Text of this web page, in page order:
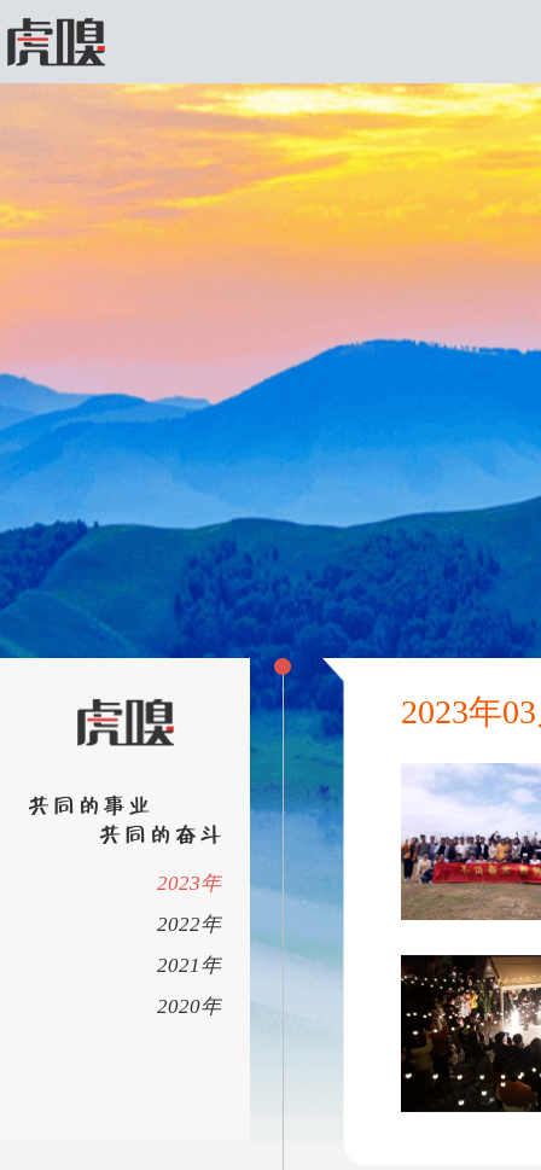
2023年
2022年
2021年
2020年
2023年